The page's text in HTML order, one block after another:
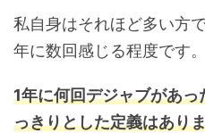
私自身はそれほど多い方
年に数回感じる程度です。
1年に何回デジャブがあ
っきりとした定義はあり